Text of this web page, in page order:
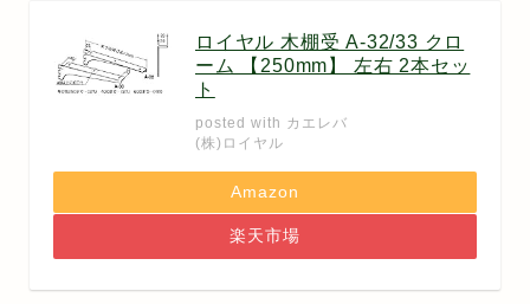
ロイヤル 木棚受 A-32/33 クロ
ーム 【250mm】 左右 2本セッ
ト
posted with カエレバ
(株)ロイヤル
Amazon
楽天市場